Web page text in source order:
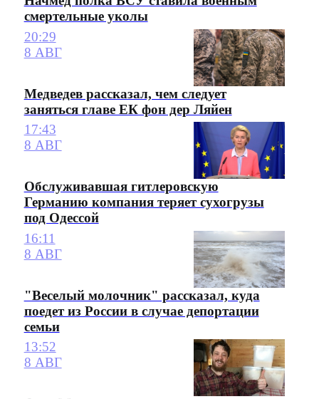
смертельные уколы
20:29
8 АВГ
Медведев рассказал, чем следует
заняться главе ЕК фон дер Ляйен
17:43
8 АВГ
Обслуживавшая гитлеровскую
Германию компания теряет сухогрузы
под Одессой
16:11
8 АВГ
"Веселый молочник" рассказал, куда
поедет из России в случае депортации
семьи
13:52
8 АВГ